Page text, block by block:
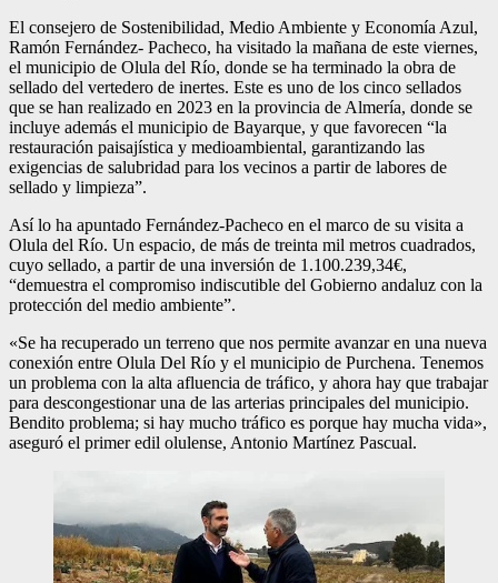
El consejero de Sostenibilidad, Medio Ambiente y Economía Azul,
Ramón Fernández- Pacheco, ha visitado la mañana de este viernes,
el municipio de Olula del Río, donde se ha terminado la obra de
sellado del vertedero de inertes. Este es uno de los cinco sellados
que se han realizado en 2023 en la provincia de Almería, donde se
incluye además el municipio de Bayarque, y que favorecen “la
restauración paisajística y medioambiental, garantizando las
exigencias de salubridad para los vecinos a partir de labores de
sellado y limpieza”.
Así lo ha apuntado Fernández-Pacheco en el marco de su visita a
Olula del Río. Un espacio, de más de treinta mil metros cuadrados,
cuyo sellado, a partir de una inversión de 1.100.239,34€,
“demuestra el compromiso indiscutible del Gobierno andaluz con la
protección del medio ambiente”.
«Se ha recuperado un terreno que nos permite avanzar en una nueva
conexión entre Olula Del Río y el municipio de Purchena. Tenemos
un problema con la alta afluencia de tráfico, y ahora hay que trabajar
para descongestionar una de las arterias principales del municipio.
Bendito problema; si hay mucho tráfico es porque hay mucha vida»,
aseguró el primer edil olulense, Antonio Martínez Pascual.